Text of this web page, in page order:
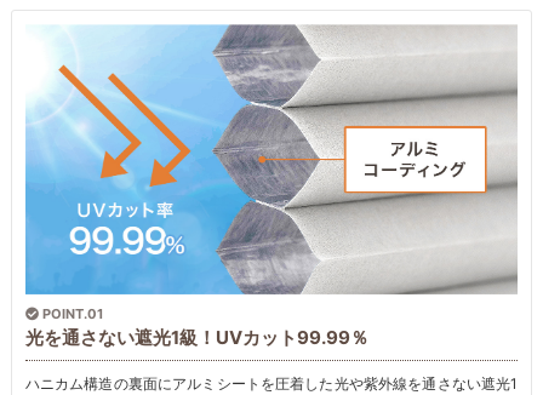
POINT.01
光を通さない遮光1級！UVカット99.99％
ハニカム構造の裏面にアルミシートを圧着した光や紫外線を通さない遮光1